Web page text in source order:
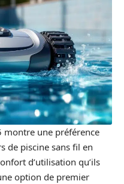
montre une préférence
de piscine sans fil en
d’utilisation qu’ils
option de premier